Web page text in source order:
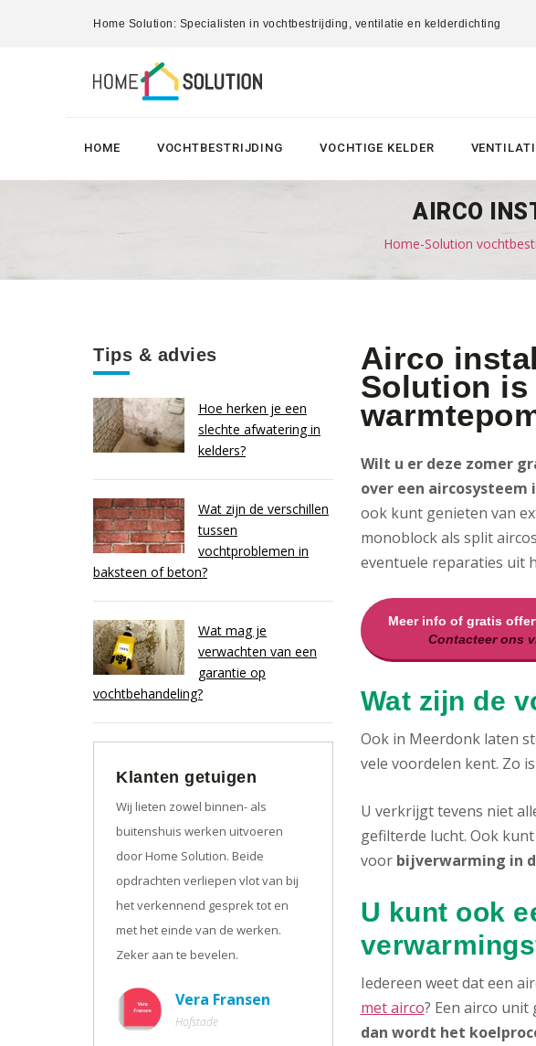
Home Solution: Specialisten in vochtbestrijding, ventilatie en kelderdichting
HOME VOCHTBESTRIJDING VOCHTIGE KELDER
AIRCO
Home-Solution
Tips & advies
Hoe herken je een
slechte afwatering in
kelders?
Wat zijn de verschillen
tussen
vochtproblemen in
baksteen of beton?
Wat mag je
verwachten van een
garantie op
vochtbehandeling?
Klanten getuigen
Wij lieten zowel binnen- als
buitenshuis werken uitvoeren
door Home Solution. Beide
opdrachten verliepen vlot van bij
het verkennend gesprek tot en
met het einde van de werken.
Zeker aan te bevelen.
Vera Fransen
Hofstade
Airco
Solution
Wilt u er deze zomer
over een aircosysteem
ook kunt genieten van
monoblock als split
eventuele reparaties uit
Meer info of gratis
Contacteer ons
Wat zijn de
Ook in Meerdonk laten
vele voordelen kent. Zo
U verkrijgt tevens niet
gefilterde lucht. Ook
voor bijverwarming in
U kunt ook
Iedereen weet dat een
met airco? Een airco
dan wordt het